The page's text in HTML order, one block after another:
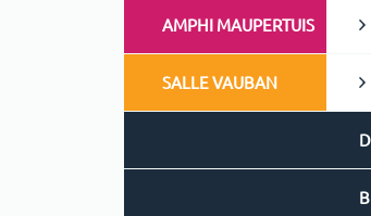
AMPHI MAUPERTUIS
SALLE VAUBAN